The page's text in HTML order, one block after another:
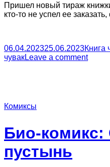
Пришел новый тираж
кто-то не успел ее
06.04.202325.06.2023Книга
чувакLeave a comment
Комиксы
Био-комикс:
пустынь